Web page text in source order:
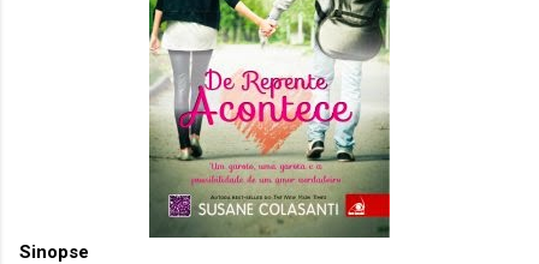
Sinopse